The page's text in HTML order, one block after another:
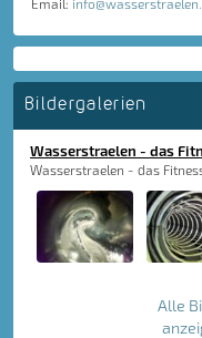
Email:
Bildergalerien
Wasserstraelen - das
Wasserstraelen - das
Alle